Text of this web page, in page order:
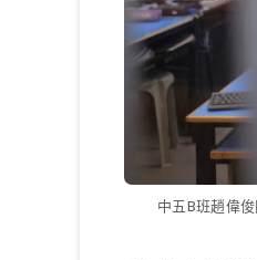
中五B班趙偉